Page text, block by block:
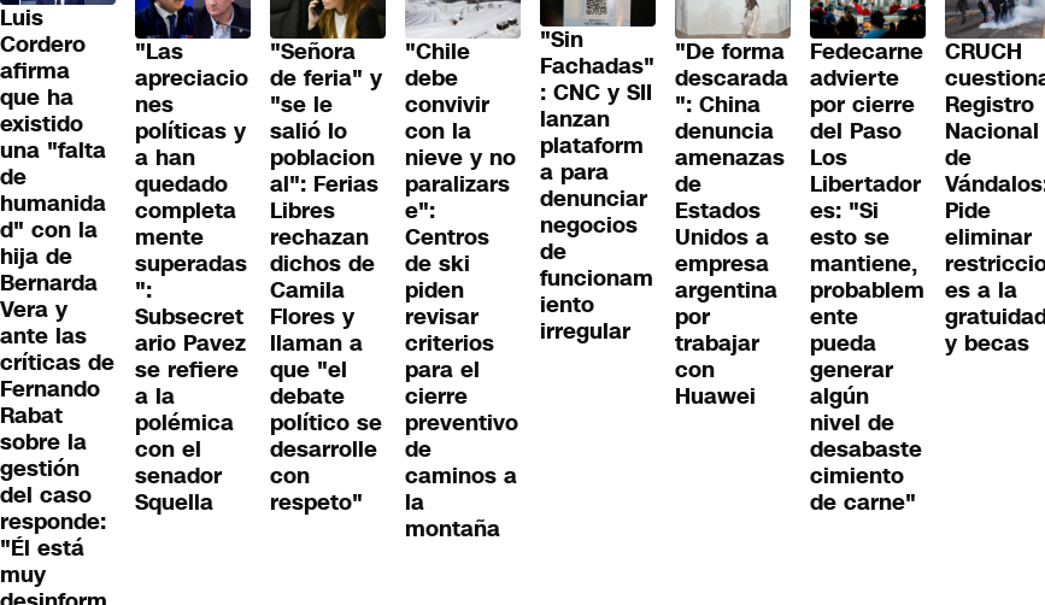
Luis
Cordero
afirma
que ha
existido
una "falta
de
humanida
d" con la
hija de
Bernarda
Vera y
ante las
críticas de
Fernando
Rabat
sobre la
gestión
del caso
responde:
"Él está
muy
"Las
apreciacio
nes
políticas y
a han
quedado
completa
mente
superadas
":
Subsecret
ario Pavez
se refiere
a la
polémica
con el
senador
Squella
"Señora
de feria" y
"se le
salió lo
poblacion
al": Ferias
Libres
rechazan
dichos de
Camila
Flores y
llaman a
que "el
debate
político se
desarrolle
con
respeto"
"Chile
debe
convivir
con la
nieve y no
paralizars
e":
Centros
de ski
piden
revisar
criterios
para el
cierre
preventivo
de
caminos a
la
montaña
"Sin
Fachadas"
: CNC y SII
lanzan
plataform
a para
denunciar
negocios
de
funcionam
iento
irregular
"De forma
descarada
": China
denuncia
amenazas
de
Estados
Unidos a
empresa
argentina
por
trabajar
con
Huawei
Fedecarne
advierte
por cierre
del Paso
Los
Libertador
es: "Si
esto se
mantiene,
probablem
ente
pueda
generar
algún
nivel de
desabaste
cimiento
de carne"
CRUCH
Registro
Nacional
de
Pide
eliminar
es a la
y becas